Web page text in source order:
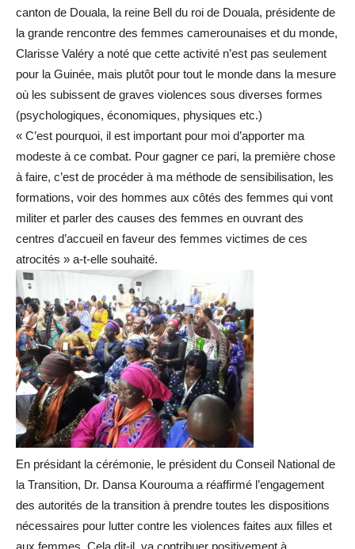
canton de Douala, la reine Bell du roi de Douala, présidente de
la grande rencontre des femmes camerounaises et du monde,
Clarisse Valéry a noté que cette activité n’est pas seulement
pour la Guinée, mais plutôt pour tout le monde dans la mesure
où les subissent de graves violences sous diverses formes
(psychologiques, économiques, physiques etc.)
« C’est pourquoi, il est important pour moi d’apporter ma
modeste à ce combat. Pour gagner ce pari, la première chose
à faire, c’est de procéder à ma méthode de sensibilisation, les
formations, voir des hommes aux côtés des femmes qui vont
militer et parler des causes des femmes en ouvrant des
centres d’accueil en faveur des femmes victimes de ces
atrocités » a-t-elle souhaité.
En présidant la cérémonie, le président du Conseil National de
la Transition, Dr. Dansa Kourouma a réaffirmé l’engagement
des autorités de la transition à prendre toutes les dispositions
nécessaires pour lutter contre les violences faites aux filles et
aux femmes. Cela dit-il, va contribuer positivement à